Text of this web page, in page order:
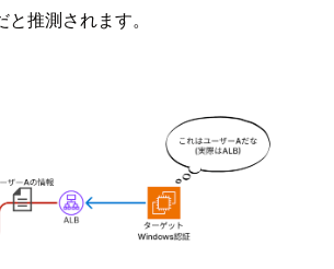
推測されます。